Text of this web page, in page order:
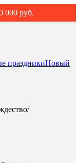
000 руб.
праздникиНовый
/